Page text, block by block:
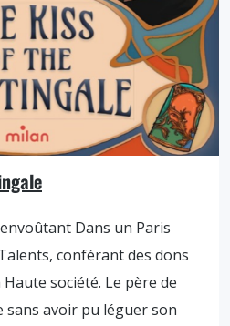
Dans un Paris
conférant des dons
société. Le père de
sans avoir pu léguer son